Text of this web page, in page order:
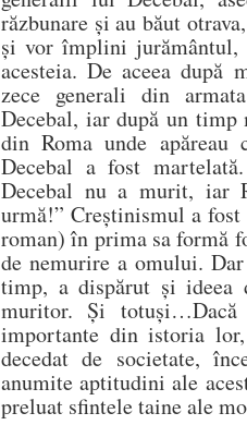
răzbunare și au băut
și vor împlini jurământul,
acesteia. De aceea după
zece generali din
Decebal, iar după un timp
din Roma unde
Decebal a fost
Decebal nu a murit, iar
urmă!” Creștinismul a
roman) în prima sa formă
de nemurire a omului.
timp, a dispărut și ideea
muritor. Și totuși…Dacă
importante din istoria
decedat de societate,
anumite aptitudini ale
preluat sfintele taine ale